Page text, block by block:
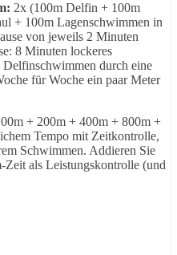
2x (100m Delfin + 100m
+ 100m Lagenschwimmen in
von jeweils 2 Minuten
8 Minuten lockeres
Delfinschwimmen durch eine
für Woche ein paar Meter
+ 200m + 400m + 800m +
Tempo mit Zeitkontrolle,
Schwimmen. Addieren Sie
als Leistungskontrolle (und